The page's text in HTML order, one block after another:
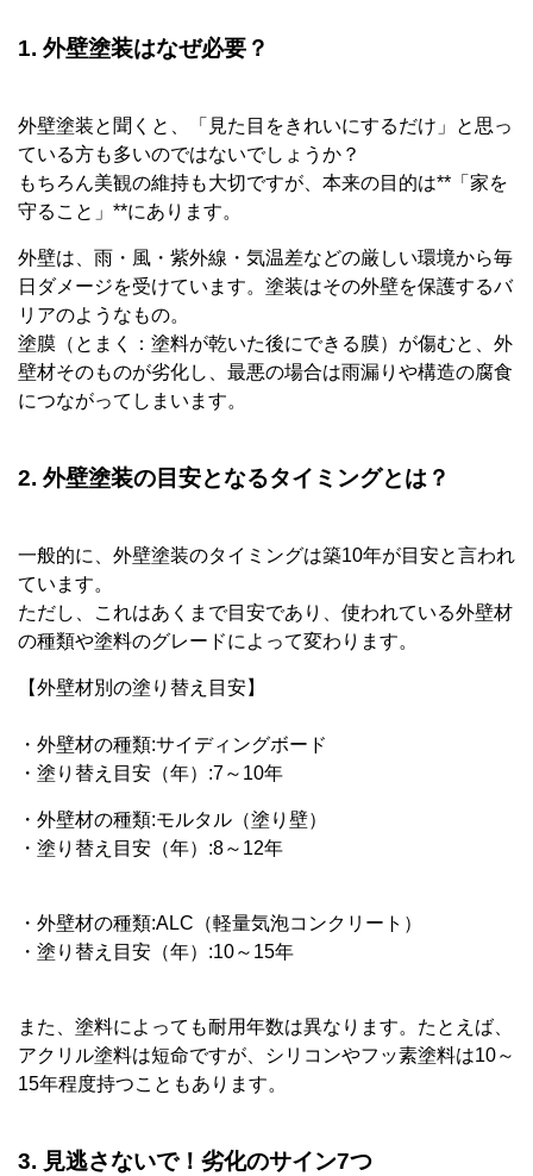
1. 外壁塗装はなぜ必要？
外壁塗装と聞くと、「見た目をきれいにするだけ」と思っ
ている方も多いのではないでしょうか？
もちろん美観の維持も大切ですが、本来の目的は**「家を
守ること」**にあります。
外壁は、雨・風・紫外線・気温差などの厳しい環境から毎
日ダメージを受けています。塗装はその外壁を保護するバ
リアのようなもの。
塗膜（とまく：塗料が乾いた後にできる膜）が傷むと、外
壁材そのものが劣化し、最悪の場合は雨漏りや構造の腐食
につながってしまいます。
2. 外壁塗装の目安となるタイミングとは？
一般的に、外壁塗装のタイミングは築10年が目安と言われ
ています。
ただし、これはあくまで目安であり、使われている外壁材
の種類や塗料のグレードによって変わります。
【外壁材別の塗り替え目安】
・外壁材の種類:サイディングボード
・塗り替え目安（年）:7～10年
・外壁材の種類:モルタル（塗り壁）
・塗り替え目安（年）:8～12年
・外壁材の種類:ALC（軽量気泡コンクリート）
・塗り替え目安（年）:10～15年
また、塗料によっても耐用年数は異なります。たとえば、
アクリル塗料は短命ですが、シリコンやフッ素塗料は10～
15年程度持つこともあります。
3. 見逃さないで！劣化のサイン7つ